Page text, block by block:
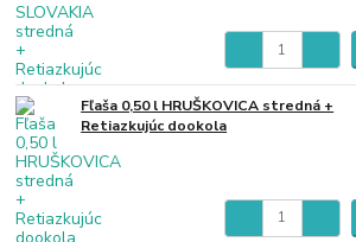
Fľaša 0,50 l HRUŠKOVICA stredná +
Retiazkujúc dookola